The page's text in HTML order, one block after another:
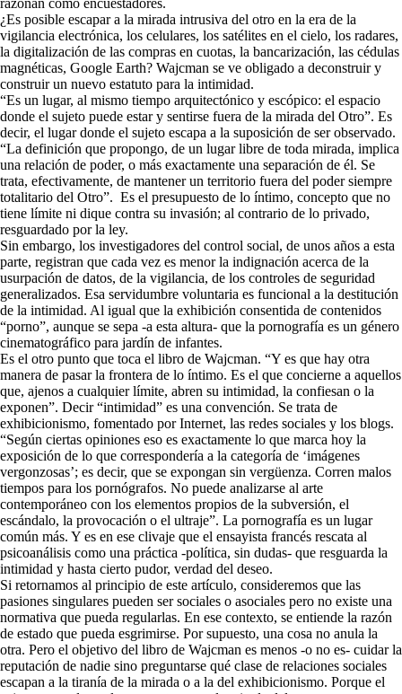
¿Es posible escapar a la mirada intrusiva del otro en la era de la
vigilancia electrónica, los celulares, los satélites en el cielo, los radares,
la digitalización de las compras en cuotas, la bancarización, las cédulas
magnéticas, Google Earth? Wajcman se ve obligado a deconstruir y
construir un nuevo estatuto para la intimidad.
“Es un lugar, al mismo tiempo arquitectónico y escópico: el espacio
donde el sujeto puede estar y sentirse fuera de la mirada del Otro”. Es
decir, el lugar donde el sujeto escapa a la suposición de ser observado.
“La definición que propongo, de un lugar libre de toda mirada, implica
una relación de poder, o más exactamente una separación de él. Se
trata, efectivamente, de mantener un territorio fuera del poder siempre
totalitario del Otro”. Es el presupuesto de lo íntimo, concepto que no
tiene límite ni dique contra su invasión; al contrario de lo privado,
resguardado por la ley.
Sin embargo, los investigadores del control social, de unos años a esta
parte, registran que cada vez es menor la indignación acerca de la
usurpación de datos, de la vigilancia, de los controles de seguridad
generalizados. Esa servidumbre voluntaria es funcional a la destitución
de la intimidad. Al igual que la exhibición consentida de contenidos
“porno”, aunque se sepa -a esta altura- que la pornografía es un género
cinematográfico para jardín de infantes.
Es el otro punto que toca el libro de Wajcman. “Y es que hay otra
manera de pasar la frontera de lo íntimo. Es el que concierne a aquellos
que, ajenos a cualquier límite, abren su intimidad, la confiesan o la
exponen”. Decir “intimidad” es una convención. Se trata de
exhibicionismo, fomentado por Internet, las redes sociales y los blogs.
“Según ciertas opiniones eso es exactamente lo que marca hoy la
exposición de lo que correspondería a la categoría de ‘imágenes
vergonzosas’; es decir, que se expongan sin vergüenza. Corren malos
tiempos para los pornógrafos. No puede analizarse al arte
contemporáneo con los elementos propios de la subversión, el
escándalo, la provocación o el ultraje”. La pornografía es un lugar
común más. Y es en ese clivaje que el ensayista francés rescata al
psicoanálisis como una práctica -política, sin dudas- que resguarda la
intimidad y hasta cierto pudor, verdad del deseo.
Si retornamos al principio de este artículo, consideremos que las
pasiones singulares pueden ser sociales o asociales pero no existe una
normativa que pueda regularlas. En ese contexto, se entiende la razón
de estado que pueda esgrimirse. Por supuesto, una cosa no anula la
otra. Pero el objetivo del libro de Wajcman es menos -o no es- cuidar la
reputación de nadie sino preguntarse qué clase de relaciones sociales
escapan a la tiranía de la mirada o a la del exhibicionismo. Porque el